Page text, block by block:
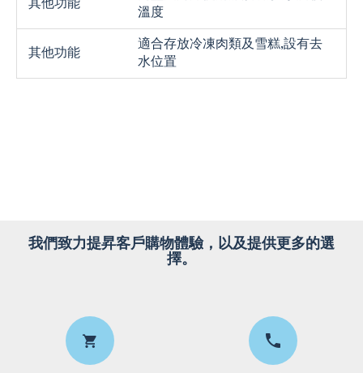
其他功能
溫度
其他功能
適合存放冷凍肉類及雪糕,設有去
水位置
我們致力提昇客戶購物體驗，以及提供更多的選
擇。